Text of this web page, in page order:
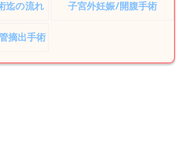
迄の流れ 子宮外妊娠/開腹手術
摘出手術